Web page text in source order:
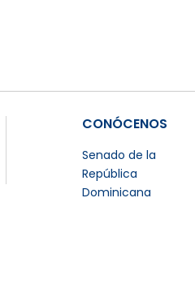
CONÓCENOS
Senado de la
República
Dominicana